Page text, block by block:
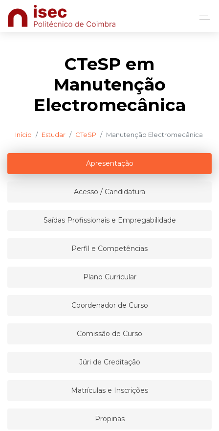
CTeSP em
Manutenção
Electromecânica
Início Estudar CTeSP Manutenção Electromecânica
Apresentação
Acesso / Candidatura
Saídas Profissionais e Empregabilidade
Perfil e Competências
Plano Curricular
Coordenador de Curso
Comissão de Curso
Júri de Creditação
Matrículas e Inscrições
Propinas